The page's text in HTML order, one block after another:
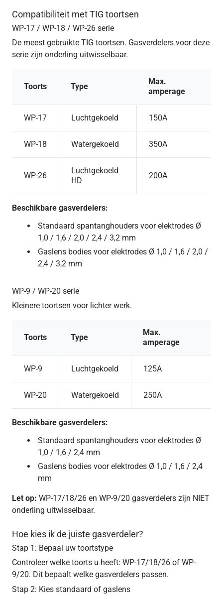
Compatibiliteit met TIG toortsen
WP-17 / WP-18 / WP-26 serie
De meest gebruikte TIG toortsen. Gasverdelers voor deze
serie zijn onderling uitwisselbaar.
Toorts Type
Max.
amperage
WP-17 Luchtgekoeld 150A
WP-18 Watergekoeld 350A
WP-26
Luchtgekoeld
HD
200A
Beschikbare gasverdelers:
Standaard spantanghouders voor elektrodes Ø
1,0 / 1,6 / 2,0 / 2,4 / 3,2 mm
Gaslens bodies voor elektrodes Ø 1,0 / 1,6 / 2,0 /
2,4 / 3,2 mm
WP-9 / WP-20 serie
Kleinere toortsen voor lichter werk.
Toorts Type
Max.
amperage
WP-9 Luchtgekoeld 125A
WP-20 Watergekoeld 250A
Beschikbare gasverdelers:
Standaard spantanghouders voor elektrodes Ø
1,0 / 1,6 / 2,4 mm
Gaslens bodies voor elektrodes Ø 1,0 / 1,6 / 2,4
mm
Let op: WP-17/18/26 en WP-9/20 gasverdelers zijn NIET
onderling uitwisselbaar.
Hoe kies ik de juiste gasverdeler?
Stap 1: Bepaal uw toortstype
Controleer welke toorts u heeft: WP-17/18/26 of WP-
9/20. Dit bepaalt welke gasverdelers passen.
Stap 2: Kies standaard of gaslens